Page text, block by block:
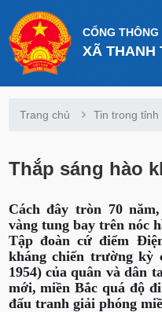
CỔNG
XÃ THANH
Trang chủ Tin trong tỉnh
Thắp sáng hào
Cách đây tròn 70
vàng tung bay trên nóc
Tập đoàn cứ điểm
kháng chiến trường kỳ
1954) của quân và dân
mới, miền Bắc quá độ
đấu tranh giải phóng